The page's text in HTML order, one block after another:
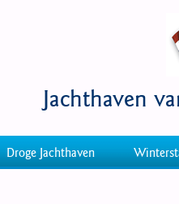
Jachthaven
Droge Jachthaven